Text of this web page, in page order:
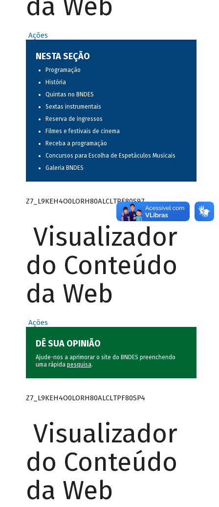
da Web
Ações
NESTA SEÇÃO
Programação
História
Quintas no BNDES
Sextas instrumentais
Reserva de ingressos
Filmes e festivais de cinema
Receba a programação
Concursos para Escolha de Espetáculos Musicais
Galeria BNDES
Z7_L9KEH4O0LORH80ALCLTPF80S97
Visualizador
do Conteúdo
da Web
Ações
DÊ SUA OPINIÃO
Ajude-nos a aprimorar o site do BNDES preenchendo
uma rápida pesquisa.
Z7_L9KEH4O0LORH80ALCLTPF80SP4
Visualizador
do Conteúdo
da Web